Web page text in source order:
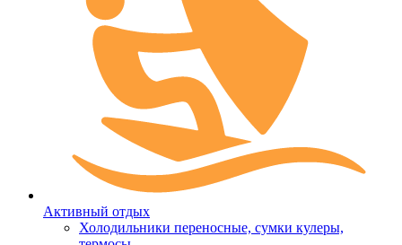
Активный отдых
Холодильники переносные, сумки кулеры,